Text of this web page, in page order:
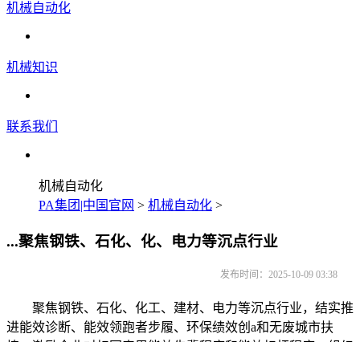
机械自动化
机械知识
联系我们
机械自动化
PA集团|中国官网 > 机械自动化 >
...聚焦钢铁、石化、化、电力等沉点行业
发布时间：2025-10-09 03:38
聚焦钢铁、石化、化工、建材、电力等沉点行业，结实推
进能效诊断、能效领跑者步履、环保绩效创a和无废城市扶